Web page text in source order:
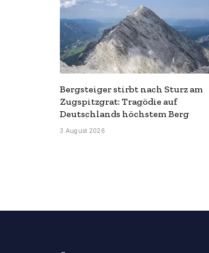
Bergsteiger stirbt nach Sturz am
Zugspitzgrat: Tragödie auf
Deutschlands höchstem Berg
3 August 2026